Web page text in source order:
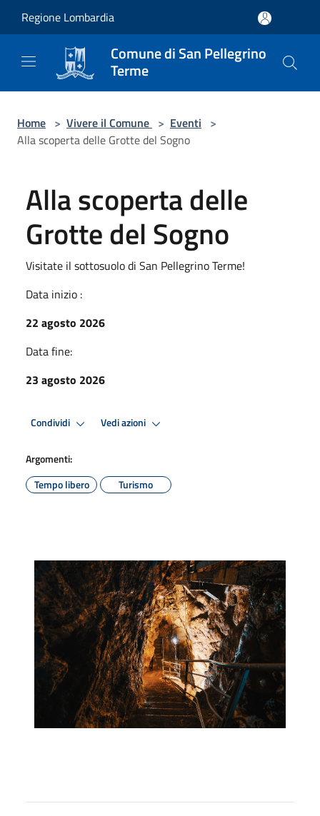
Regione Lombardia
Comune di San Pellegrino
Terme
Home > Vivere il Comune > Eventi >
Alla scoperta delle Grotte del Sogno
Alla scoperta delle
Grotte del Sogno
Visitate il sottosuolo di San Pellegrino Terme!
Data inizio :
22 agosto 2026
Data fine:
23 agosto 2026
Condividi Vedi azioni
Argomenti:
Tempo libero
Turismo